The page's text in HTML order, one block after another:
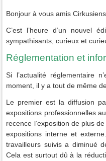
Bonjour à vous amis
C’est l’heure d’un nouvel
sympathisants, curieux et
Réglementation et
Si l’actualité réglementaire
moment, il y a tout de même
Le premier est la diffusion
expositions professionnelles
recence l’exposition de plus
expositions interne et
travailleurs suivis a diminué
Cela est surtout dû à la